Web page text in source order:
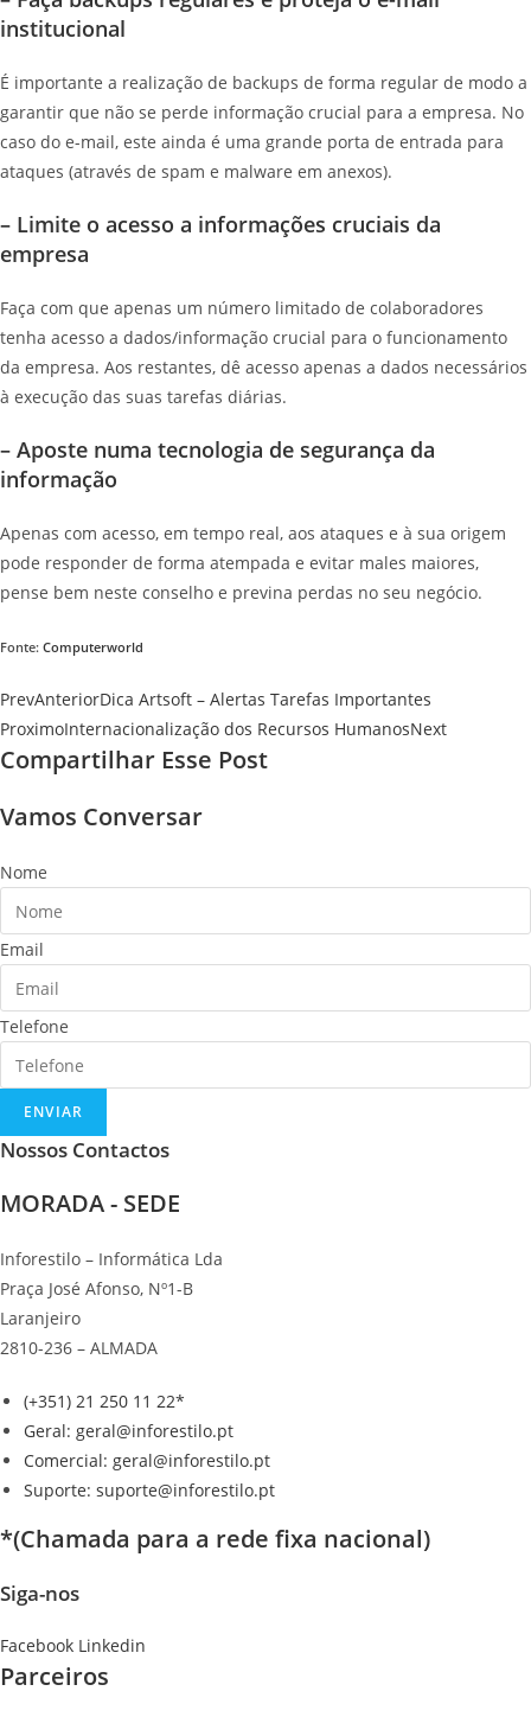
institucional
É importante a realização de backups de forma regular de modo a
garantir que não se perde informação crucial para a empresa. No
caso do e-mail, este ainda é uma grande porta de entrada para
ataques (através de spam e malware em anexos).
– Limite o acesso a informações cruciais da
empresa
Faça com que apenas um número limitado de colaboradores
tenha acesso a dados/informação crucial para o funcionamento
da empresa. Aos restantes, dê acesso apenas a dados necessários
à execução das suas tarefas diárias.
– Aposte numa tecnologia de segurança da
informação
Apenas com acesso, em tempo real, aos ataques e à sua origem
pode responder de forma atempada e evitar males maiores,
pense bem neste conselho e previna perdas no seu negócio.
Fonte: Computerworld
PrevAnteriorDica Artsoft – Alertas Tarefas Importantes
ProximoInternacionalização dos Recursos HumanosNext
Compartilhar Esse Post
Vamos Conversar
Nome
Email
Telefone
ENVIAR
Nossos Contactos
MORADA - SEDE
Inforestilo – Informática Lda
Praça José Afonso, Nº1-B
Laranjeiro
2810-236 – ALMADA
(+351) 21 250 11 22*
Geral: geral@inforestilo.pt
Comercial: geral@inforestilo.pt
Suporte: suporte@inforestilo.pt
*(Chamada para a rede fixa nacional)
Siga-nos
Facebook Linkedin
Parceiros